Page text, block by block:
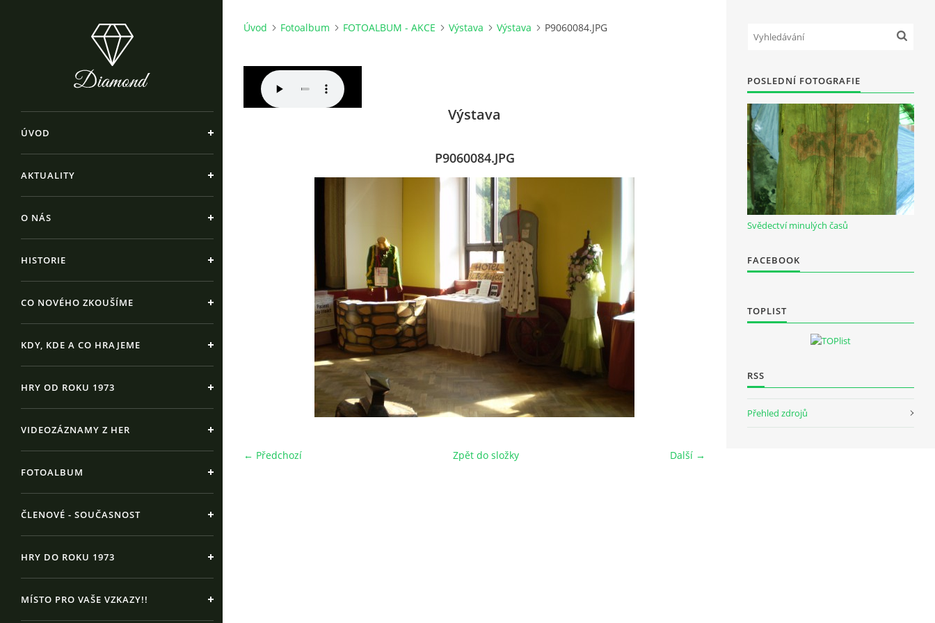
ÚVOD
AKTUALITY
O NÁS
HISTORIE
CO NOVÉHO ZKOUŠÍME
KDY, KDE A CO HRAJEME
HRY OD ROKU 1973
VIDEOZÁZNAMY Z HER
FOTOALBUM
ČLENOVÉ - SOUČASNOST
HRY DO ROKU 1973
MÍSTO PRO VAŠE VZKAZY!!
Úvod Fotoalbum FOTOALBUM - AKCE Výstava Výstava P9060084.JPG
Výstava
P9060084.JPG
← Předchozí Další →
Zpět do složky
POSLEDNÍ FOTOGRAFIE
Svědectví minulých časů
FACEBOOK
TOPLIST
RSS
Přehled zdrojů